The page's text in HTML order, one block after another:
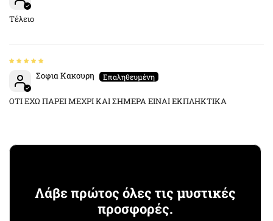
Τέλειο
Σοφια Κακουρη
ΟΤΙ ΕΧΩ ΠΑΡΕΙ ΜΕΧΡΙ ΚΑΙ ΣΗΜΕΡΑ ΕΙΝΑΙ ΕΚΠΛΗΚΤΙΚΑ
Λάβε πρώτος όλες τις μυστικές
προσφορές.